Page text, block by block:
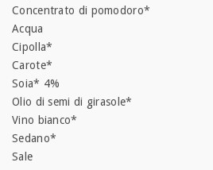
Concentrato di pomodoro*
Acqua
Cipolla*
Carote*
Soia* 4%
Olio di semi di girasole*
Vino bianco*
Sedano*
Sale